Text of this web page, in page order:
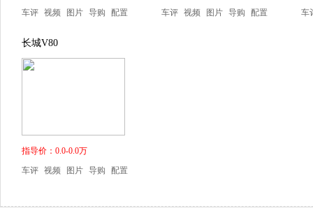
车评 视频 图片 导购 配置
车评 视频 图片 导购 配置
车
长城V80
指导价：0.0-0.0万
车评 视频 图片 导购 配置